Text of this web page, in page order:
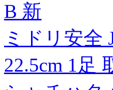
B 新
ミドリ安全
22.5cm 1足